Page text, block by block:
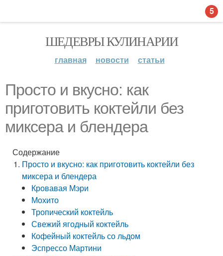
ШЕДЕВРЫ КУЛИНАРИИ
главная новости статьи
Просто и вкусно: как
приготовить коктейли без
миксера и блендера
Содержание
Просто и вкусно: как приготовить коктейли без
миксера и блендера
Кровавая Мэри
Мохито
Тропический коктейль
Свежий ягодный коктейль
Кофейный коктейль со льдом
Эспрессо Мартини
5